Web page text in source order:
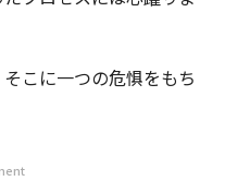
こに一つの危惧をもち